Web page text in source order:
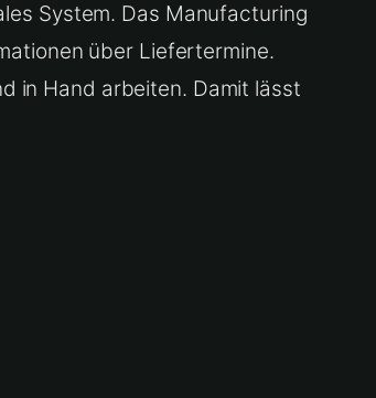
System. Das Manufacturing
über Liefertermine.
in Hand arbeiten. Damit lässt